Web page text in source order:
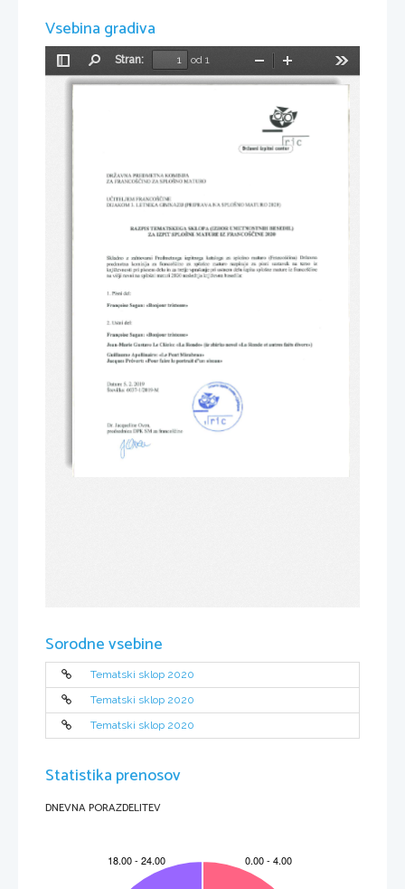
Vsebina gradiva
Preklopi
stransko
Stran:
od 1
Pomanjšaj
Sorodne vsebine
Tematski sklop 2020
Tematski sklop 2020
Tematski sklop 2020
Statistika prenosov
DNEVNA PORAZDELITEV